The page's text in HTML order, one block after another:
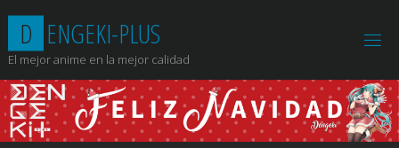
contenido
D ENGEKI-PLUS
El mejor anime en la mejor calidad